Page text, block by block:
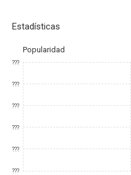
Estadísticas
Popularidad
???
???
???
???
???
???